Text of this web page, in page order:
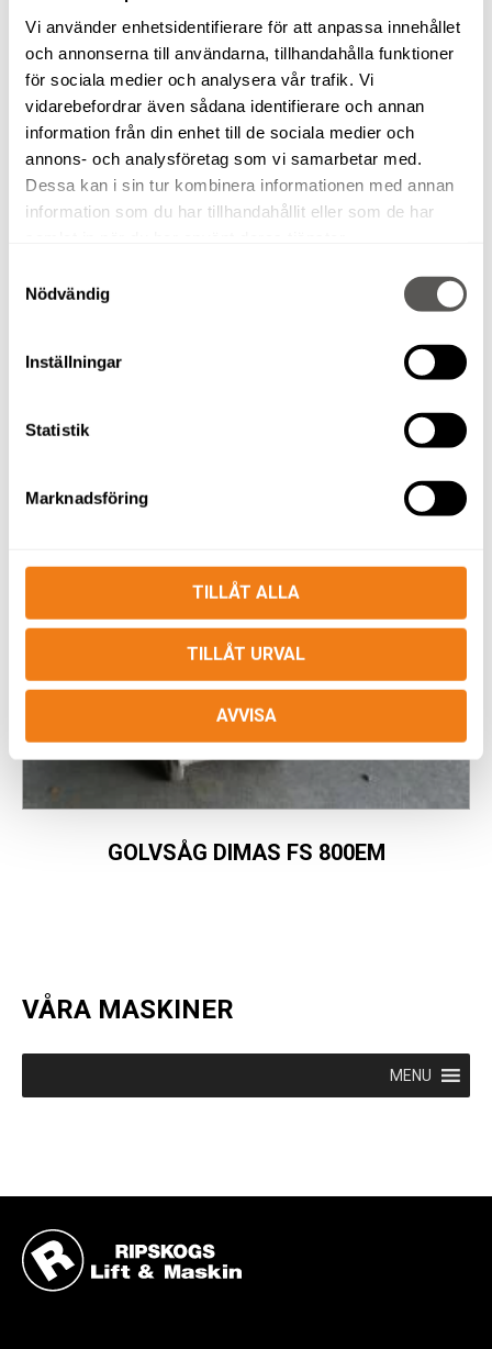
Vi använder enhetsidentifierare för att anpassa innehållet
och annonserna till användarna, tillhandahålla funktioner
för sociala medier och analysera vår trafik. Vi
vidarebefordrar även sådana identifierare och annan
information från din enhet till de sociala medier och
annons- och analysföretag som vi samarbetar med.
Dessa kan i sin tur kombinera informationen med annan
information som du har tillhandahållit eller som de har
Nödvändig
Inställningar
Statistik
Marknadsföring
TILLÅT ALLA
TILLÅT URVAL
AVVISA
GOLVSÅG DIMAS FS 800EM
VÅRA MASKINER
MENU